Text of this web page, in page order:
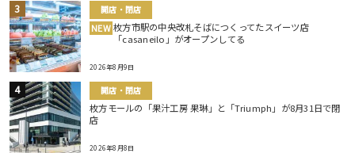
開店・閉店
NEW 枚方市駅の中央改札そばにつくってたスイーツ店
「casaneilo」がオープンしてる
2026年8月9日
開店・閉店
枚方モールの「果汁工房 果琳」と「Triumph」が8月31日で閉
店
2026年8月8日